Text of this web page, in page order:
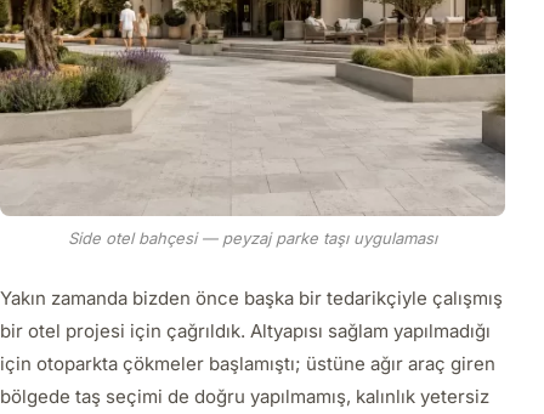
Side otel bahçesi — peyzaj parke taşı uygulaması
Yakın zamanda bizden önce başka bir tedarikçiyle çalışmış
bir otel projesi için çağrıldık. Altyapısı sağlam yapılmadığı
için otoparkta çökmeler başlamıştı; üstüne ağır araç giren
bölgede taş seçimi de doğru yapılmamış, kalınlık yetersiz